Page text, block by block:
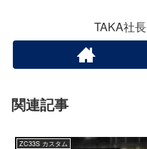
TAKA社
関連記事
ZC33S カスタム